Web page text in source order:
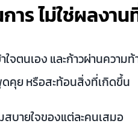
ร ไม่ใช่ผลงา
จตนเอง และก้าวผ่านความ
คุย หรือสะท้อนสิ่งที่เกิดขึ้น
บายใจของแต่ละคนเสมอ